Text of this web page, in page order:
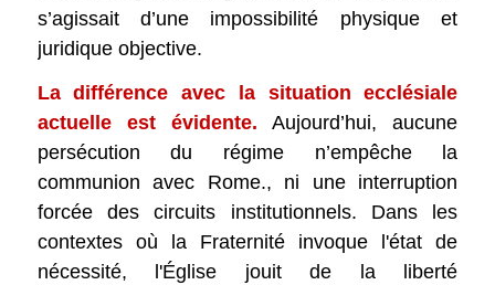
s’agissait d’une impossibilité physique et
juridique objective.
La différence avec la situation ecclésiale
actuelle est évidente. Aujourd’hui, aucune
persécution du régime n’empêche la
communion avec Rome., ni une interruption
forcée des circuits institutionnels. Dans les
contextes où la Fraternité invoque l'état de
nécessité, l'Église jouit de la liberté